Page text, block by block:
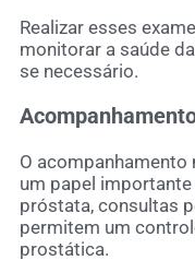
Realizar esses
monitorar a saúde
se necessário.
O
um papel
próstata, consultas
permitem um
prostática.